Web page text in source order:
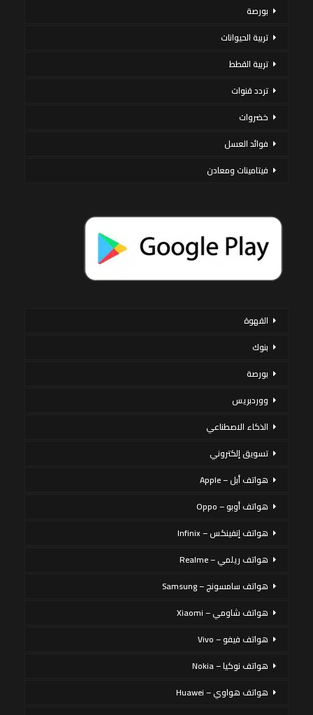
بورصة
تربية الحيوانات
تربية القطط
تردد قنوات
خضروات
فوائد العسل
فيتامينات ومعادن
القهوة
بنوك
بورصة
ووردبريس
الذكاء الاصطناعي
تسويق إلكتروني
هواتف أبل – Apple
هواتف أوبو – Oppo
هواتف إنفينكس – Infinix
هواتف ريلمي – Realme
هواتف سامسونج – Samsung
هواتف شاومي – Xiaomi
هواتف فيفو – Vivo
هواتف نوكيا – Nokia
هواتف هواوي – Huawei